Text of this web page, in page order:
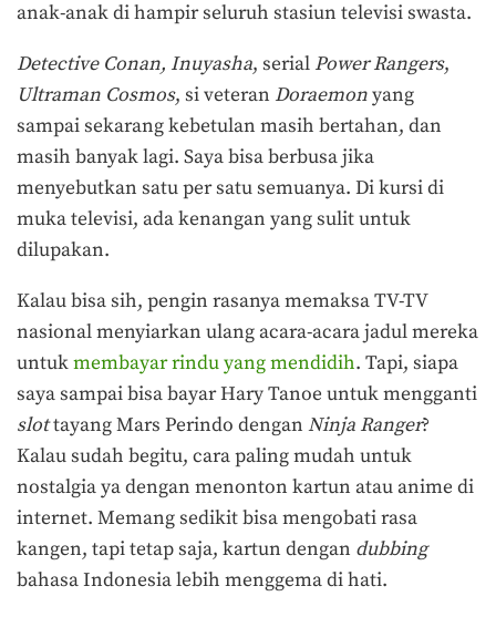
anak-anak di hampir seluruh stasiun televisi swasta.
Detective Conan, Inuyasha, serial Power Rangers,
Ultraman Cosmos, si veteran Doraemonyang
sampai sekarang kebetulan masih bertahan, dan
masih banyak lagi. Saya bisa berbusa jika
menyebutkan satu per satu semuanya. Di kursi di
muka televisi, ada kenangan yang sulit untuk
dilupakan.
Kalau bisa sih, pengin rasanya memaksa TV-TV
nasional menyiarkan ulang acara-acara jadul mereka
untukmembayar rindu yang mendidih. Tapi, siapa
saya sampai bisa bayar Hary Tanoe untuk mengganti
slottayang Mars Perindo dengan Ninja Ranger?
Kalau sudah begitu, cara paling mudah untuk
nostalgia ya dengan menonton kartun atau anime di
internet. Memang sedikit bisa mengobati rasa
kangen, tapi tetap saja, kartun dengan dubbing
bahasa Indonesia lebih menggema di hati.